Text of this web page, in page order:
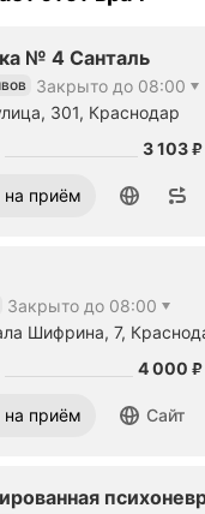
№ 4 Санталь
5
Закрыто до 08:00
301, Краснодар
Цена
3103
3 103 ₽
на приём
5Закрыто до 08:00
Шифрина, 7,
Цена
4000
4 000 ₽
на приём Сайт